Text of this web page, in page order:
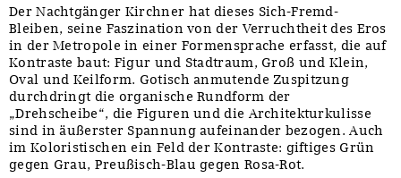
Der Nachtgänger Kirchner hat dieses Sich-Fremd-
Bleiben, seine Faszination von der Verruchtheit des Eros
in der Metropole in einer Formensprache erfasst, die auf
Kontraste baut: Figur und Stadtraum, Groß und Klein,
Oval und Keilform. Gotisch anmutende Zuspitzung
durchdringt die organische Rundform der
„Drehscheibe“, die Figuren und die Architekturkulisse
sind in äußerster Spannung aufeinander bezogen. Auch
im Koloristischen ein Feld der Kontraste: giftiges Grün
gegen Grau, Preußisch-Blau gegen Rosa-Rot.